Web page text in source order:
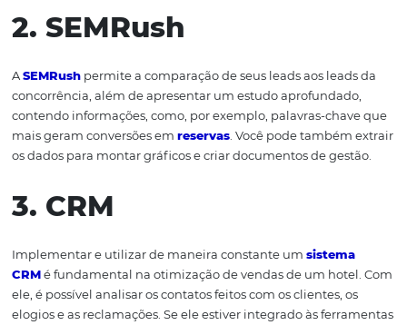
hospedagem é poder distribuir o inventário , ou seja, os
cobradas por cada canal de vendas. Dessa maneira é
gerir estes canais de acordo com os melhores
seja referente às margens de lucros ou quantidade de
realizadas. ​
2. SEMRush
ASEMRush permite a comparação de seus leads aos
concorrência, além de apresentar um estudo
contendo informações, como, por exemplo, palavras-